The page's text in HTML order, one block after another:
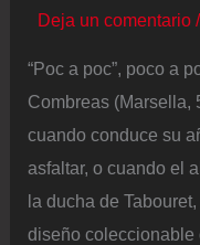
Deja un comentario /
“Poc a poc”, poco a
Combreas (Marsella,
cuando conduce su
asfaltar, o cuando el
la ducha de
diseño coleccionable